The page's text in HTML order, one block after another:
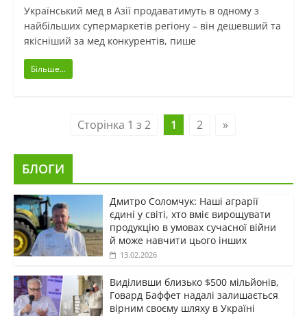
Український мед в Азії продаватимуть в одному з
найбільших супермаркетів регіону – він дешевший та
якісніший за мед конкурентів, пише
Більше...
Сторінка 1 з 2 1 2 »
БЛОГИ
Дмитро Соломчук: Наші аграрії
єдині у світі, хто вміє вирощувати
продукцію в умовах сучасної війни
й може навчити цього інших
13.02.2026
Виділивши близько $500 мільйонів,
Говард Баффет надалі залишається
вірним своєму шляху в Україні